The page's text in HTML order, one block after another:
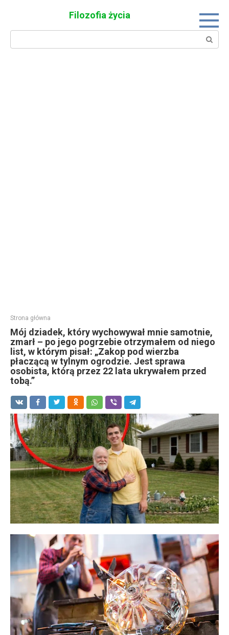
Filozofia życia
Search:
Strona główna
Mój dziadek, który wychowywał mnie samotnie,
zmarł – po jego pogrzebie otrzymałem od niego
list, w którym pisał: „Zakop pod wierzba
płaczącą w tylnym ogrodzie. Jest sprawa
osobista, którą przez 22 lata ukrywałem przed
tobą.”